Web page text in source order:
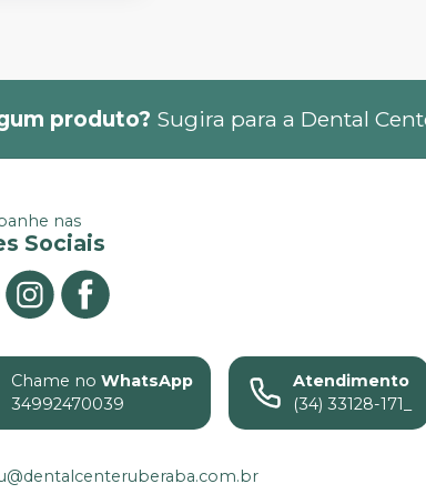
produto? Sugira para a Dental
nas
Sociais
Chame no WhatsApp
34992470039
Atendimento
(34) 33128-171_